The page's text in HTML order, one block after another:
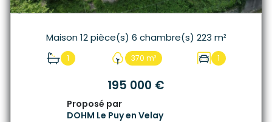
Maison 12 pièce(s) 6 chambre(s) 223 m²
1 370 m² 1
195 000 €
Proposé par
DOHM Le Puy en Velay